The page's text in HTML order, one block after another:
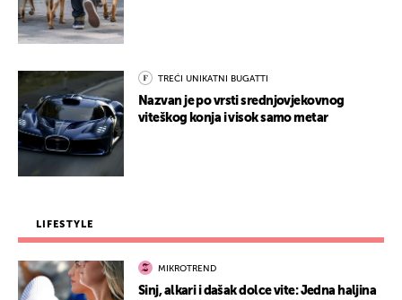
TREĆI UNIKATNI BUGATTI
Nazvan je po vrsti srednjovjekovnog
viteškog konja i visok samo metar
LIFESTYLE
MIKROTREND
Sinj, alkari i dašak dolce vite: Jedna haljina